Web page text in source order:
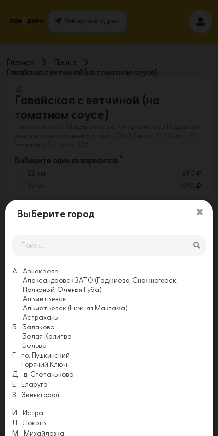
Выберите адрес
Главная
Пицца
Гавайская с ветчиной (на томатном соусе)
Гавайская с ветчиной (на
томатном соусе)
Выберите один из вариантов
28 см
490
32 см
590
Оставьте свой отзыв
Еще никто не оставил отзыв на этой
странице. Будьте первым, напишите свой
отзыв!
Оставить отзыв
АкцииУсловия доставки
Напишите нам
Email
info@pizzapomodoro.ru
Выберите город
А
Азнакаево
Александровск ЗАТО (Гаджиево, Снежногорск,
Полярный, Оленья Губа)
Альметьевск
Альметьевск (Нижняя Мактама)
Астрахань
Б
Балаково
Белая Калитва
Белово
Г
г.о. Пушкинский
Горячий Ключ
Д д. Степаньково
Е Елабуга
З Звенигород
И Истра
Л Локоть
М
Михайловка